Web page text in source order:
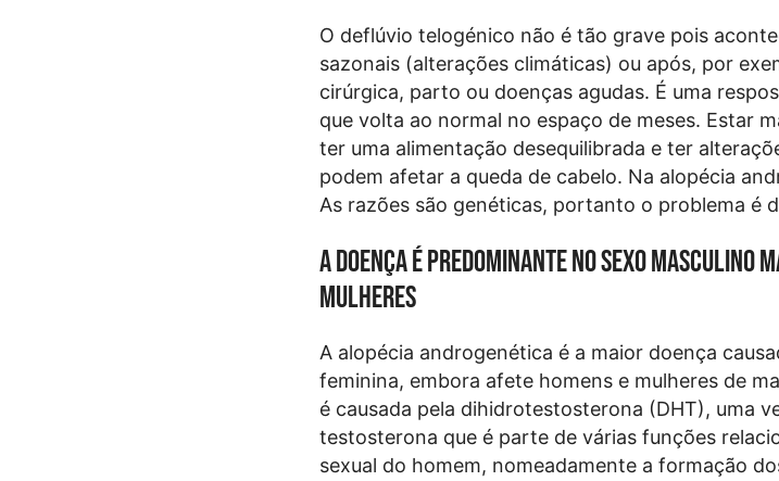
O deflúvio telogénico não é tão grave pois
sazonais (alterações climáticas) ou após, por
cirúrgica, parto ou doenças agudas. É uma
que volta ao normal no espaço de meses. Estar
ter uma alimentação desequilibrada e ter
podem afetar a queda de cabelo. Na alopécia
As razões são genéticas, portanto o problema é
A doença é predominante no sexo masculino
mulheres
A alopécia androgenética é a maior doença
feminina, embora afete homens e mulheres de
é causada pela dihidrotestosterona (DHT), uma
testosterona que é parte de várias funções
sexual do homem, nomeadamente a formação